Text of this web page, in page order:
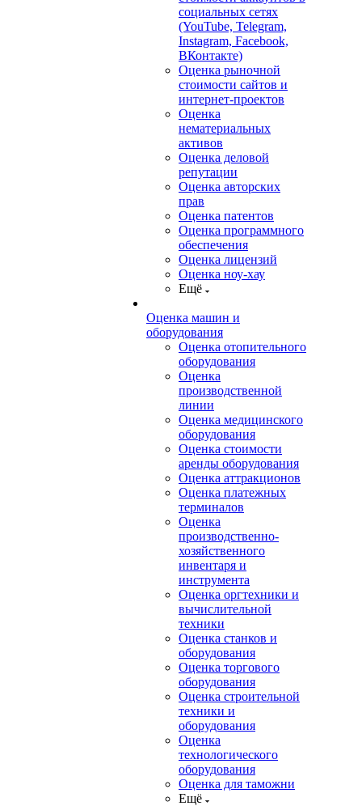
социальных сетях
(YouTube, Telegram,
Instagram, Facebook,
ВКонтакте)
Оценка рыночной
стоимости сайтов и
интернет-проектов
Оценка
нематериальных
активов
Оценка деловой
репутации
Оценка авторских
прав
Оценка патентов
Оценка программного
обеспечения
Оценка лицензий
Оценка ноу-хау
Ещё
Оценка машин и
оборудования
Оценка отопительного
оборудования
Оценка
производственной
линии
Оценка медицинского
оборудования
Оценка стоимости
аренды оборудования
Оценка аттракционов
Оценка платежных
терминалов
Оценка
производственно-
хозяйственного
инвентаря и
инструмента
Оценка оргтехники и
вычислительной
техники
Оценка станков и
оборудования
Оценка торгового
оборудования
Оценка строительной
техники и
оборудования
Оценка
технологического
оборудования
Оценка для таможни
Ещё